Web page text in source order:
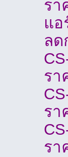
รา
แอ
ลด
รา
รา
รา